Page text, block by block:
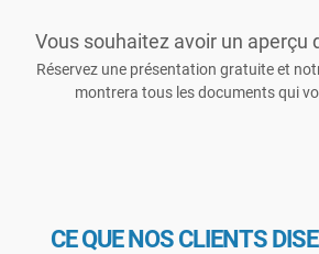
Vous souhaitez avoir un aperçu
Réservez une présentation gratuite et
montrera tous les documents qui
CE QUE NOS CLIENTS